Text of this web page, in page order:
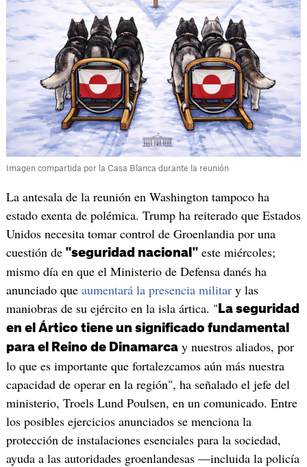
Imagen compartida por la Casa Blanca durante la reunión
La antesala de la reunión en Washington tampoco ha
estado exenta de polémica. Trump ha reiterado que Estados
Unidos necesita tomar control de Groenlandia por una
cuestión de"seguridad nacional" este miércoles;
mismo día en que el Ministerio de Defensa danés ha
anunciado que aumentará la presencia military las
maniobras de su ejército en la isla ártica. " La seguridad
en el Ártico tiene un significado fundamental
para el Reino de Dinamarcay nuestros aliados, por
lo que es importante que fortalezcamos aún más nuestra
capacidad de operar en la región", ha señalado el jefe del
ministerio, Troels Lund Poulsen, en un comunicado. Entre
los posibles ejercicios anunciados se menciona la
protección de instalaciones esenciales para la sociedad,
ayuda a las autoridades groenlandesas —incluida la policía